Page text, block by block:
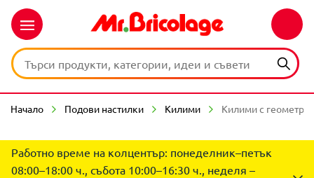
Начало Подови настилки Килими Килими с
Работно време на колцентър: понеделник–петък
08:00–18:00 ч., събота 10:00–16:30 ч., неделя –